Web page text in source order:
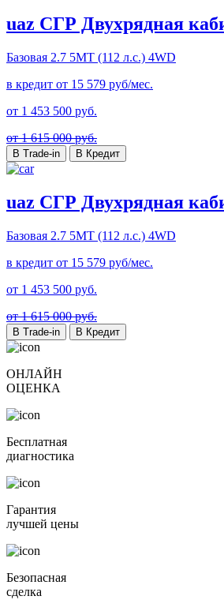
uaz СГР Двухрядная
Базовая 2.7 5MT (112 л.с.) 4WD
в кредит от 15 579 руб/мес.
от 1 453 500 руб.
от 1 615 000 руб.
В Trade-in В Кредит
uaz СГР Двухрядная
Базовая 2.7 5MT (112 л.с.) 4WD
в кредит от 15 579 руб/мес.
от 1 453 500 руб.
от 1 615 000 руб.
В Trade-in В Кредит
ОНЛАЙН
ОЦЕНКА
Бесплатная
диагностика
Гарантия
лучшей цены
Безопасная
сделка